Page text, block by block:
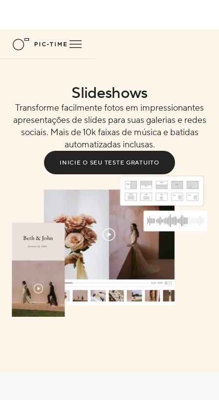
Slideshows
Transforme facilmente fotos em impressionantes
apresentações de slides para suas galerias e redes
sociais. Mais de 10k faixas de música e batidas
automatizadas inclusas.
INICIE O SEU TESTE GRATUITO